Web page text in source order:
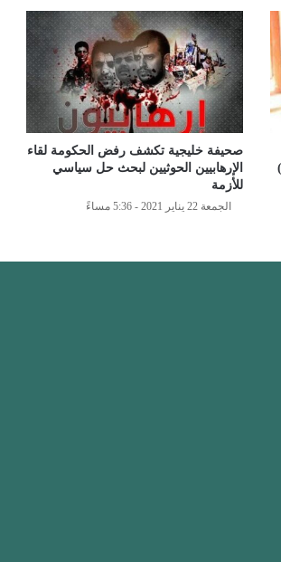
صحيفة خليجية تكشف رفض الحكومة لقاء
الإرهابيين الحوثيين لبحث حل سياسي
للأزمة
الجمعة 22 يناير 2021 - 5:36 مساءً